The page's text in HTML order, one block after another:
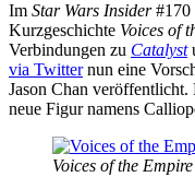
Im Star Wars Insider#170
Kurzgeschichte Voices of
Verbindungen zu Catalyst
via Twitternun eine
Jason Chan
neue Figur namens
Voices of the Empire